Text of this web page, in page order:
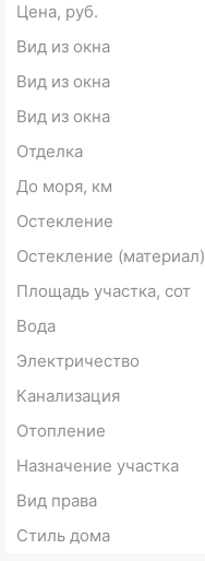
Цена, руб.
Вид из окна
Вид из окна
Вид из окна
Отделка
До моря, км
Остекление
Остекление (материал)
Площадь участка, сот
Вода
Электричество
Канализация
Отопление
Назначение участка
Вид права
Стиль дома